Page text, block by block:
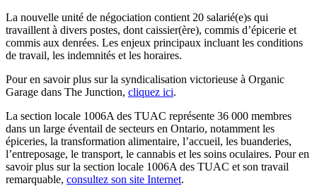
La nouvelle unité de négociation contient 20 salarié(e)s qui
travaillent à divers postes, dont caissier(ère), commis d’épicerie et
commis aux denrées. Les enjeux principaux incluant les conditions
de travail, les indemnités et les horaires.
Pour en savoir plus sur la syndicalisation victorieuse à Organic
Garage dans The Junction, cliquez ici.
La section locale 1006A des TUAC représente 36 000 membres
dans un large éventail de secteurs en Ontario, notamment les
épiceries, la transformation alimentaire, l’accueil, les buanderies,
l’entreposage, le transport, le cannabis et les soins oculaires. Pour en
savoir plus sur la section locale 1006A des TUAC et son travail
remarquable, consultez son site Internet.